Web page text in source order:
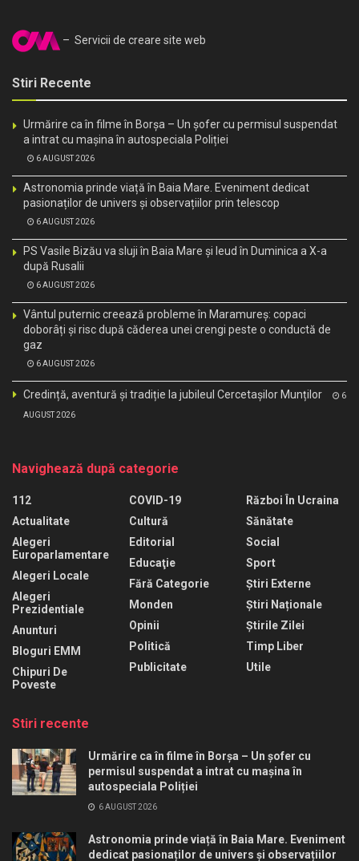
– Servicii de creare site web
Stiri Recente
Urmărire ca în filme în Borșa – Un șofer cu permisul suspendat
a intrat cu mașina în autospeciala Poliției
6 AUGUST 2026
Astronomia prinde viață în Baia Mare. Eveniment dedicat
pasionaților de univers și observațiilor prin telescop
6 AUGUST 2026
PS Vasile Bizău va sluji în Baia Mare și Ieud în Duminica a X-a
după Rusalii
6 AUGUST 2026
Vântul puternic creează probleme în Maramureș: copaci
doborâți și risc după căderea unei crengi peste o conductă de
gaz
6 AUGUST 2026
Credință, aventură și tradiție la jubileul Cercetașilor Munților 6
AUGUST 2026
Navighează după categorie
112
Actualitate
Alegeri
Europarlamentare
Alegeri Locale
Alegeri
Prezidentiale
Anunturi
Bloguri EMM
Chipuri De
Poveste
COVID-19
Cultură
Editorial
Educaţie
Fără Categorie
Monden
Opinii
Politică
Publicitate
Război În Ucraina
Sănătate
Social
Sport
Știri Externe
Știri Naționale
Știrile Zilei
Timp Liber
Utile
Stiri recente
Urmărire ca în filme în Borșa – Un șofer cu
permisul suspendat a intrat cu mașina în
autospeciala Poliției
6 AUGUST 2026
Astronomia prinde viață în Baia Mare. Eveniment
dedicat pasionaților de univers și observațiilor